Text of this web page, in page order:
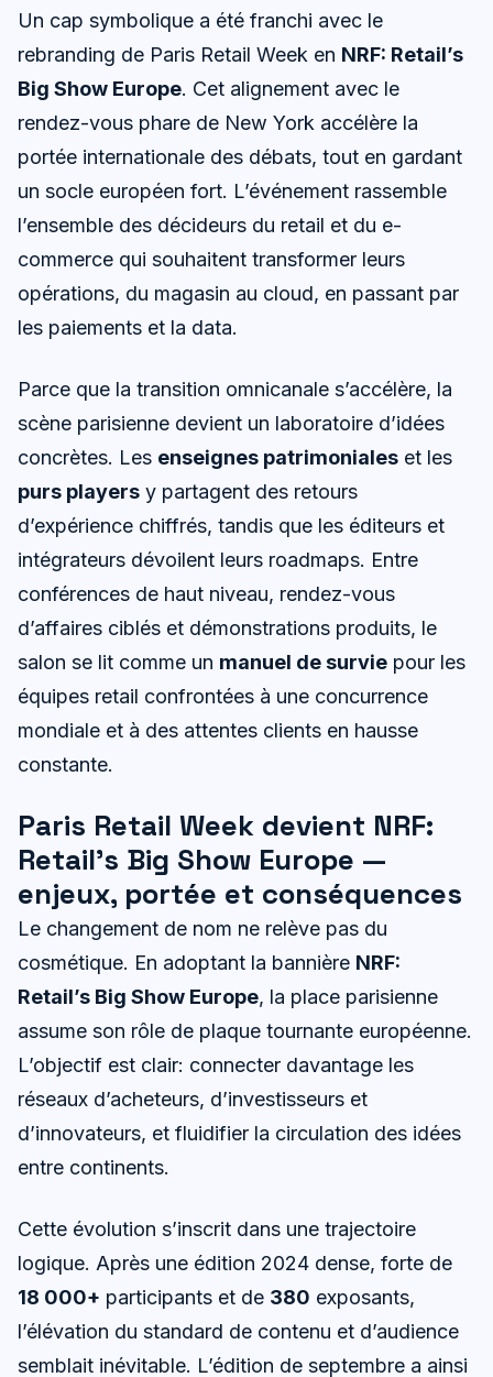
Un cap symbolique a été franchi avec le
rebranding de Paris Retail Week en NRF: Retail’s
Big Show Europe. Cet alignement avec le
rendez-vous phare de New York accélère la
portée internationale des débats, tout en gardant
un socle européen fort. L’événement rassemble
l’ensemble des décideurs du retail et du e-
commerce qui souhaitent transformer leurs
opérations, du magasin au cloud, en passant par
les paiements et la data.
Parce que la transition omnicanale s’accélère, la
scène parisienne devient un laboratoire d’idées
concrètes. Les enseignes patrimoniales et les
purs players y partagent des retours
d’expérience chiffrés, tandis que les éditeurs et
intégrateurs dévoilent leurs roadmaps. Entre
conférences de haut niveau, rendez-vous
d’affaires ciblés et démonstrations produits, le
salon se lit comme un manuel de survie pour les
équipes retail confrontées à une concurrence
mondiale et à des attentes clients en hausse
constante.
Paris Retail Week devient NRF:
Retail’s Big Show Europe —
enjeux, portée et conséquences
Le changement de nom ne relève pas du
cosmétique. En adoptant la bannière NRF:
Retail’s Big Show Europe, la place parisienne
assume son rôle de plaque tournante européenne.
L’objectif est clair: connecter davantage les
réseaux d’acheteurs, d’investisseurs et
d’innovateurs, et fluidifier la circulation des idées
entre continents.
Cette évolution s’inscrit dans une trajectoire
logique. Après une édition 2024 dense, forte de
18 000+ participants et de 380 exposants,
l’élévation du standard de contenu et d’audience
semblait inévitable. L’édition de septembre a ainsi